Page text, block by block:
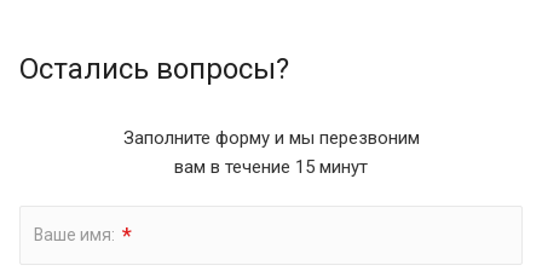
Остались вопросы?
Заполните форму и мы перезвоним
вам в течение 15 минут
Ваше имя: *